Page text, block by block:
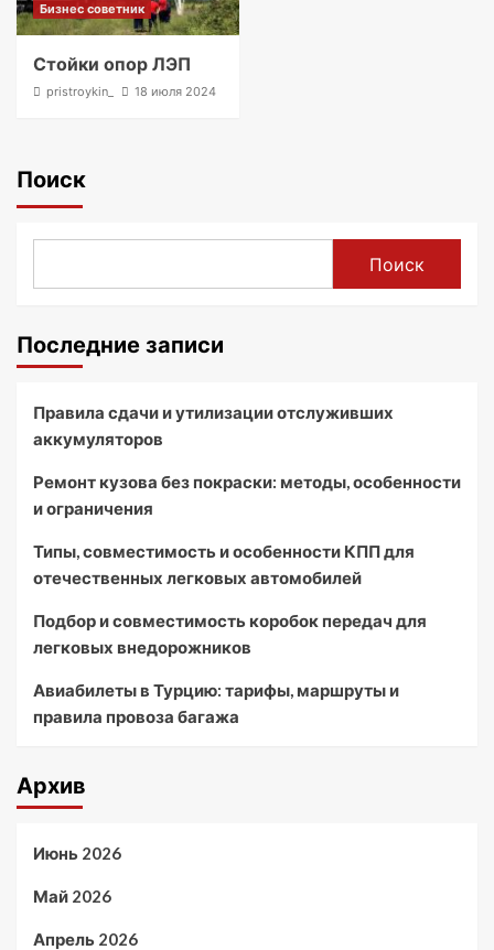
Бизнес советник
Стойки опор ЛЭП
pristroykin_ 18 июля 2024
Поиск
Поиск
Последние записи
Правила сдачи и утилизации отслуживших
аккумуляторов
Ремонт кузова без покраски: методы, особенности
и ограничения
Типы, совместимость и особенности КПП для
отечественных легковых автомобилей
Подбор и совместимость коробок передач для
легковых внедорожников
Авиабилеты в Турцию: тарифы, маршруты и
правила провоза багажа
Архив
Июнь 2026
Май 2026
Апрель 2026